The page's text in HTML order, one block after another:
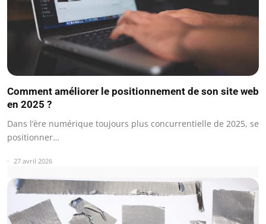
Comment améliorer le positionnement de son site web
en 2025 ?
Dans l’ère numérique toujours plus concurrentielle de 2025, se
positionner…
27 avril 2026